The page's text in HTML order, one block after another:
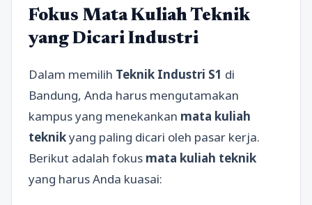
Fokus Mata Kuliah Teknik
yang Dicari Industri
Dalam memilih Teknik Industri S1 di
Bandung, Anda harus mengutamakan
kampus yang menekankan mata kuliah
teknikyang paling dicari oleh pasar kerja.
Berikut adalah fokus mata kuliah teknik
yang harus Anda kuasai: